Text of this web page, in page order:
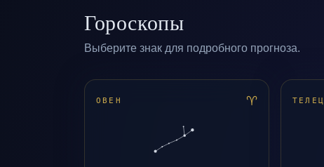
Гороскопы
Выберите знак для подробного прогноза.
ОВЕН ♈ ТЕЛЕЦ